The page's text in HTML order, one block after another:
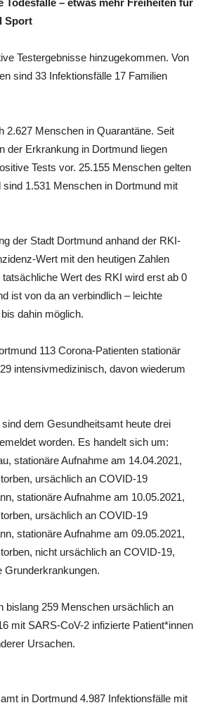
Todesfälle – etwas mehr Freiheiten für
Sport
Testergebnisse hinzugekommen. Von
sind 33 Infektionsfälle 17 Familien
2.627 Menschen in Quarantäne. Seit
der Erkrankung in Dortmund liegen
Tests vor. 25.155 Menschen gelten
sind 1.531 Menschen in Dortmund mit
der Stadt Dortmund anhand der RKI-
Wert mit den heutigen Zahlen
tatsächliche Wert des RKI wird erst ab 0
ist von da an verbindlich – leichte
dahin möglich.
113 Corona-Patienten stationär
intensivmedizinisch, davon wiederum
dem Gesundheitsamt heute drei
worden. Es handelt sich um:
stationäre Aufnahme am 14.04.2021,
ursächlich an COVID-19
stationäre Aufnahme am 10.05.2021,
ursächlich an COVID-19
stationäre Aufnahme am 09.05.2021,
nicht ursächlich an COVID-19,
bislang 259 Menschen ursächlich an
mit SARS-CoV-2 infizierte Patient*innen
Ursachen.
in Dortmund 4.987 Infektionsfälle mit